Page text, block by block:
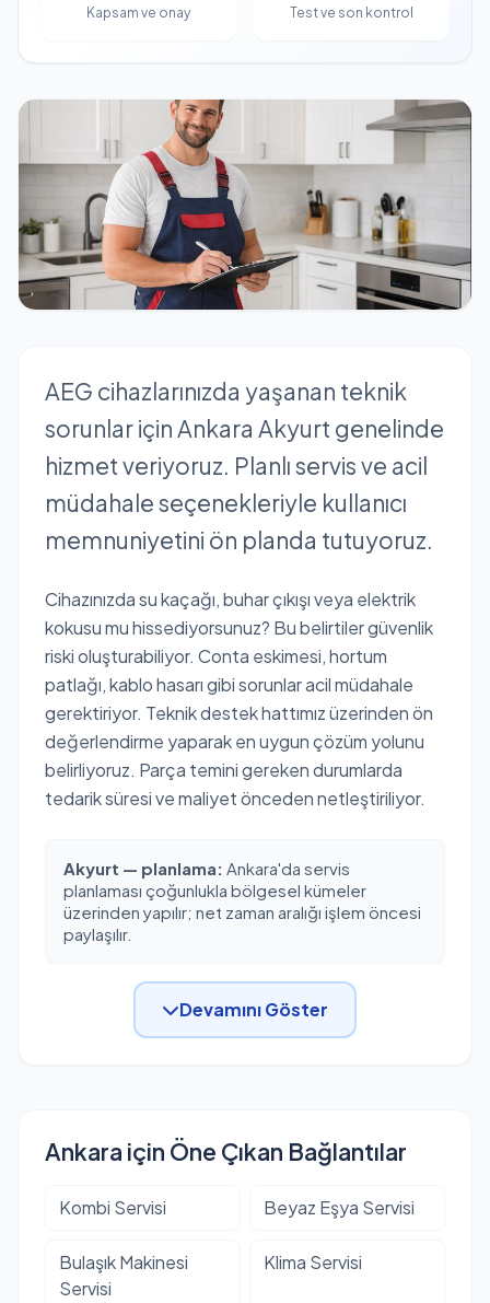
Kapsam ve onay Test ve son kontrol
AEG cihazlarınızda yaşanan teknik
sorunlar için Ankara Akyurt genelinde
hizmet veriyoruz. Planlı servis ve acil
müdahale seçenekleriyle kullanıcı
memnuniyetini ön planda tutuyoruz.
Cihazınızda su kaçağı, buhar çıkışı veya elektrik
kokusu mu hissediyorsunuz? Bu belirtiler güvenlik
riski oluşturabiliyor. Conta eskimesi, hortum
patlağı, kablo hasarı gibi sorunlar acil müdahale
gerektiriyor. Teknik destek hattımız üzerinden ön
değerlendirme yaparak en uygun çözüm yolunu
belirliyoruz. Parça temini gereken durumlarda
tedarik süresi ve maliyet önceden netleştiriliyor.
Akyurt — planlama: Ankara'da servis
planlaması çoğunlukla bölgesel kümeler
üzerinden yapılır; net zaman aralığı işlem öncesi
paylaşılır.
Devamını Göster
Ankara için Öne Çıkan Bağlantılar
Kombi Servisi Beyaz Eşya Servisi
Bulaşık Makinesi
Servisi
Klima Servisi